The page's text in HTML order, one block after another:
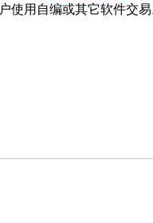
使用自编或其它软件交易